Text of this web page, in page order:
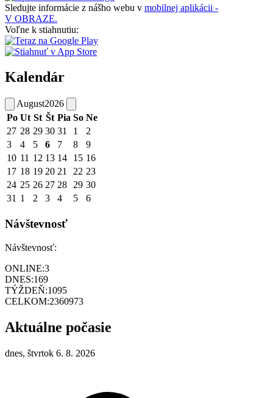
Sledujte informácie z nášho webu v mobilnej aplikácii -
V OBRAZE.
Voľne k stiahnutiu:
Kalendár
August2026
Po Ut St Št Pia So Ne
27 28 29 30 31 1
2
3
4 5 6 7 8
9
10 11 12 13 14 15 16
17 18 19 20 21 22 23
24 25 26 27 28 29 30
31 1 2 3 4 5 6
Návštevnosť
Návštevnosť:
ONLINE:3
DNES:169
TÝŽDEŇ:1095
CELKOM:2360973
Aktuálne počasie
dnes, štvrtok 6. 8. 2026